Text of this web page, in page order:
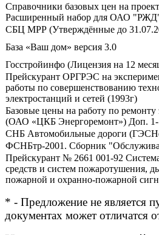
Справочники базовых цен на
Расширенный набор для ОАО
СБЦ МРР (Утверждённые до
База «Ваш дом» версия 3.0
Госстройинфо (Лицензия на 12
Прейскурант ОРГРЭС на
работы по совершенствованию
электростанций и сетей (1993г)
Базовые цены на работу по ремонту
(ОАО «ЦКБ Энергоремонт») Доп.
СНБ Автомобильные дороги
ФСНБтр-2001. Сборник
Прейскурант № 2661 001-92
средств и систем пожаротушения,
пожарной и охранно-пожарной
* - Предложение не является
документах может отличатся